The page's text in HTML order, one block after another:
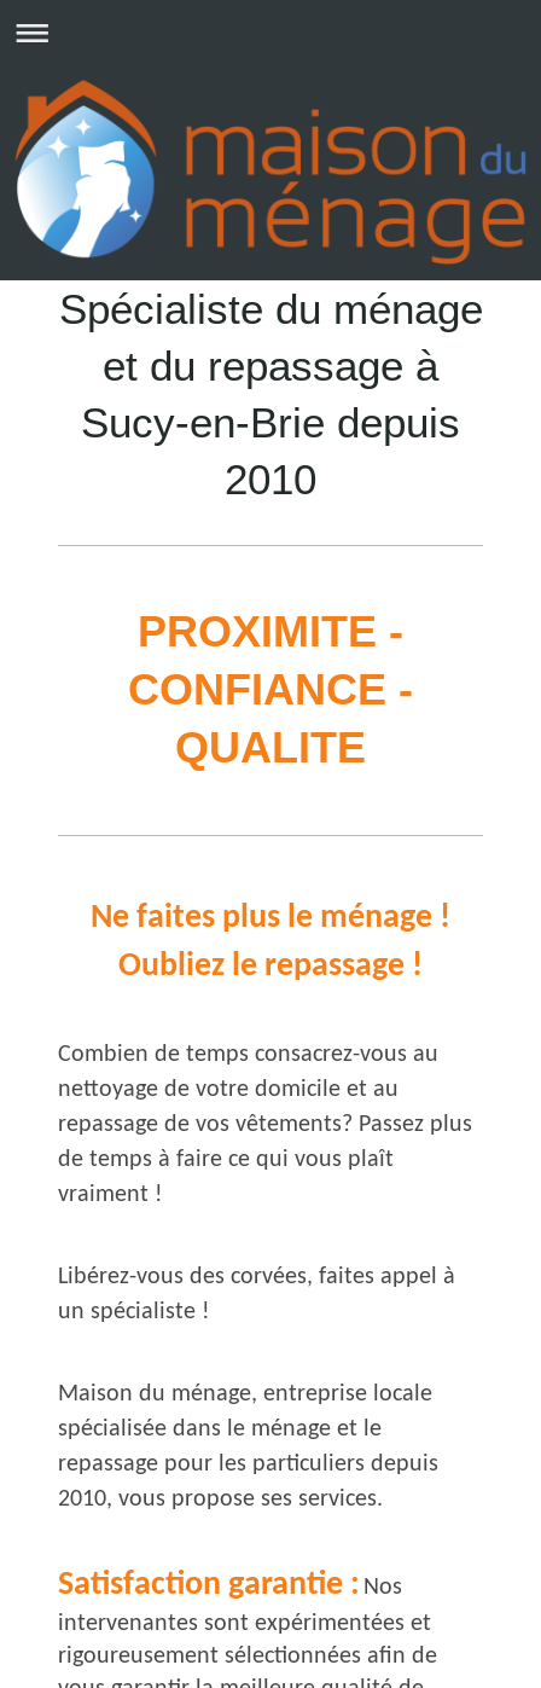
Spécialiste du ménage
et du repassage à
Sucy-en-Brie depuis
2010
PROXI​MITE -
CONFIANCE -
QUALITE
Ne faites plus le ménage !
Oubliez le repassage !
Combien de temps consacrez-vous au
nettoyage de votre domicile et au
repassage de vos vêtements? Passez plus
de temps à faire ce qui vous plaît
vraiment !
Libérez-vous des corvées, faites appel à
un spécialiste !
Maison du ménage, entreprise locale
spécialisée dans le ménage et le
repassage pour les particuliers depuis
2010, vous propose ses services.
Satisfaction garantie : Nos
intervenantes sont expérimentées et
rigoureusement sélectionnées afin de